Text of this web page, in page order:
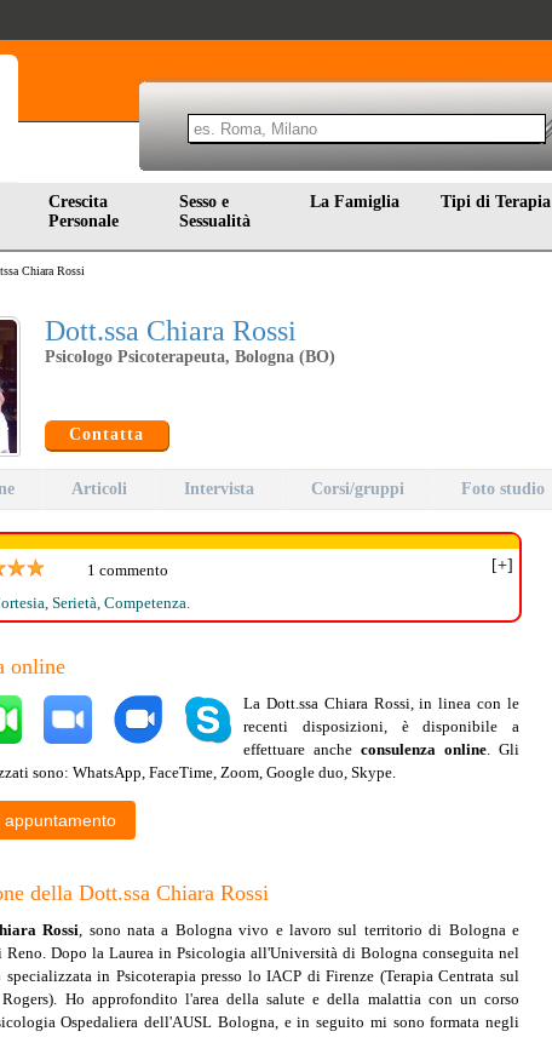
Crescita
Personale
Sesso e
Sessualità
La Famiglia Tipi di Terapia
Chiara Rossi
Dott.ssa Chiara Rossi
Psicologo Psicoterapeuta, Bologna (BO)
Contatta
Articoli Intervista Corsi/gruppi Foto studio
1 commento
Serietà, Competenza.
[+]
Consigliata
100% delle persone
Piace per:
Cortesia
Serietà
Competenza
online
La Dott.ssa Chiara Rossi, in linea con le
recenti disposizioni, è disponibile a
effettuare anche consulenza online. Gli
sono: WhatsApp, FaceTime, Zoom, Google duo, Skype.
appuntamento
della Dott.ssa Chiara Rossi
Rossi, sono nata a Bologna vivo e lavoro sul territorio di Bologna e
Reno. Dopo la Laurea in Psicologia all'Università di Bologna conseguita nel
in Psicoterapia presso lo IACP di Firenze (Terapia Centrata sul
Ho approfondito l'area della salute e della malattia con un corso
Ospedaliera dell'AUSL Bologna, e in seguito mi sono formata negli